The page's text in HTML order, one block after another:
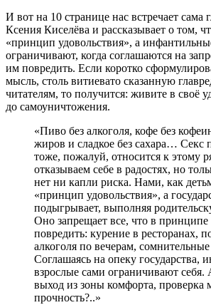
И вот на 10 странице нас встречает сама
Ксения Киселёва и рассказывает о том,
«принцип удовольствия», а
ограничивают, когда соглашаются на
им повредить. Если коротко
мысль, столь витиевато сказанную
читателям, то получится: живите в своё
до самоуничтожения.
«Пиво без алкоголя, кофе без
жиров и сладкое без сахара… Секс
тоже, пожалуй, относится к этому
отказываем себе в радостях, но
нет ни капли риска. Нами, как
«принцип удовольствия», а
подыгрывает, выполняя
Оно запрещает все, что в
повредить: курение в ресторанах,
алкоголя по вечерам,
Соглашаясь на опеку государства,
взрослые сами ограничивают себя.
выход из зоны комфорта, проверка
прочность?..»